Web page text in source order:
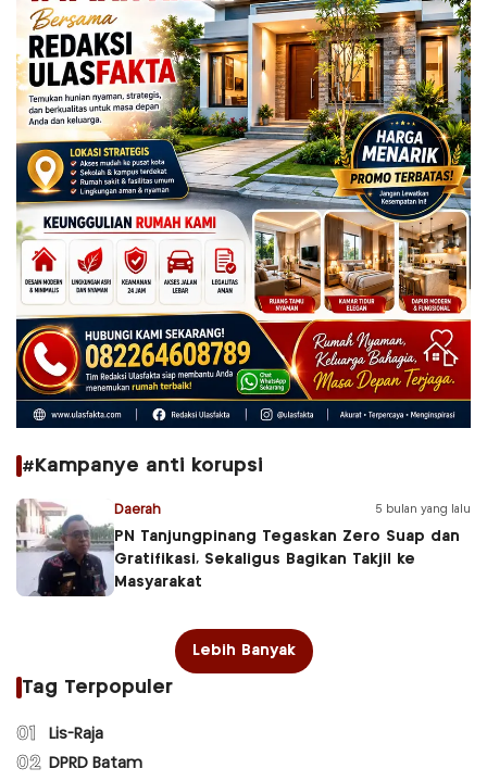
#Kampanye anti korupsi
Daerah 5 bulan yang lalu
PN Tanjungpinang Tegaskan Zero Suap dan
Gratifikasi, Sekaligus Bagikan Takjil ke
Masyarakat
Lebih Banyak
Tag Terpopuler
01 Lis-Raja
02 DPRD Batam